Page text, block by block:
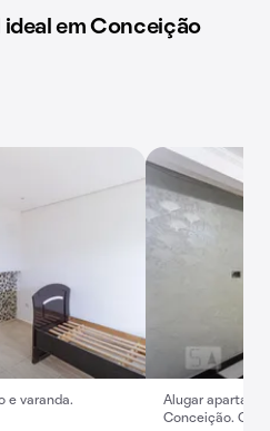
ideal em Conceição
e varanda.
Alugar
Conceição.